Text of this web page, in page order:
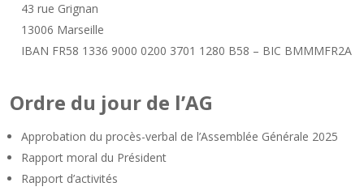
43 rue Grignan
13006 Marseille
IBAN FR58 1336 9000 0200 3701 1280 B58 – BIC BMMMFR2A
Ordre du jour de l’AG
Approbation du procès-verbal de l’Assemblée Générale 2025
Rapport moral du Président
Rapport d’activités